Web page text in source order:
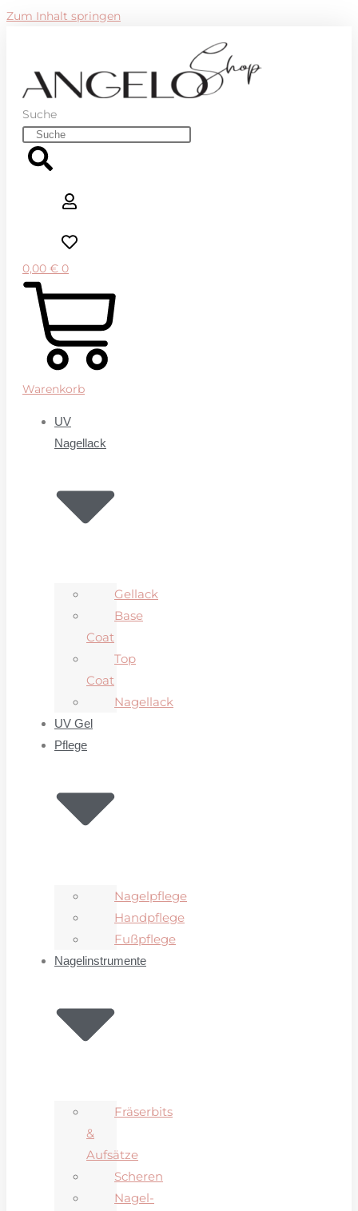
Zum Inhalt springen
Suche
0,00 € 0
Warenkorb
UV
Nagellack
Gellack
Base
Coat
Top
Coat
Nagellack
UV Gel
Pflege
Nagelpflege
Handpflege
Fußpflege
Nagelinstrumente
Fräserbits
&
Aufsätze
Scheren
Nagel-